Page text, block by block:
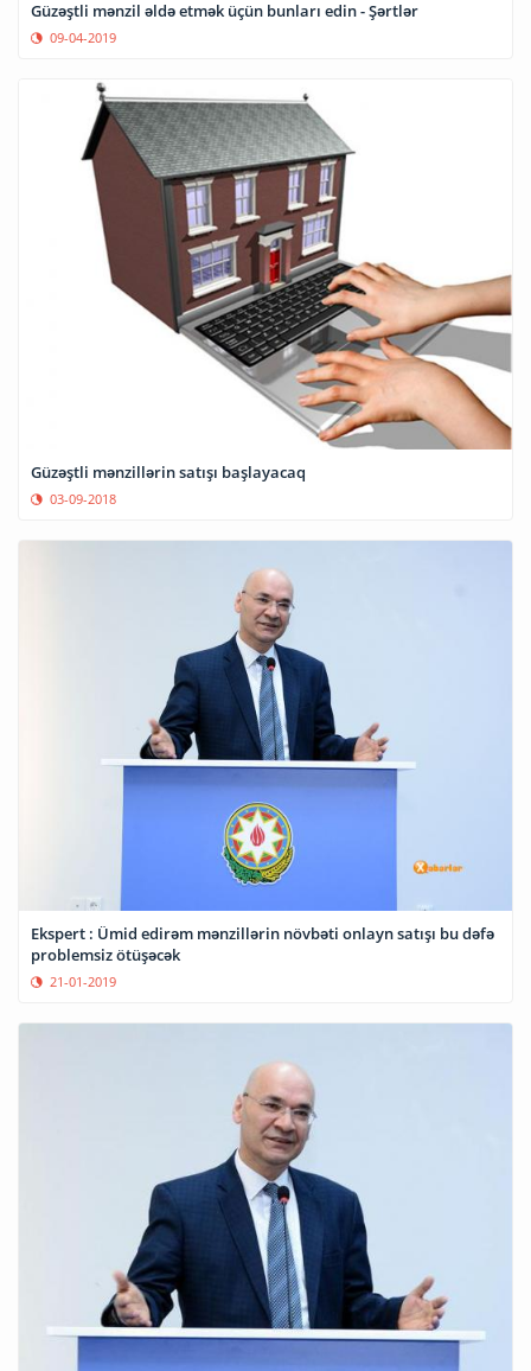
Güzəştli mənzil əldə etmək üçün bunları edin - Şərtlər
09-04-2019
Güzəştli mənzillərin satışı başlayacaq
03-09-2018
Ekspert : Ümid edirəm mənzillərin növbəti onlayn satışı bu dəfə
problemsiz ötüşəcək
21-01-2019